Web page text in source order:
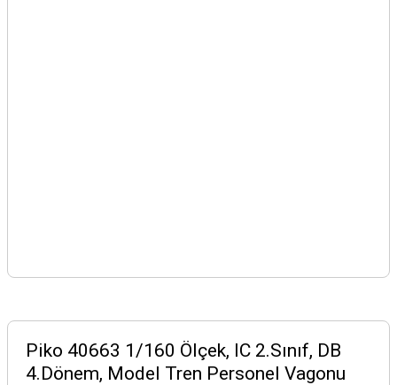
Piko 40663 1/160 Ölçek, IC 2.Sınıf, DB
4.Dönem, Model Tren Personel Vagonu